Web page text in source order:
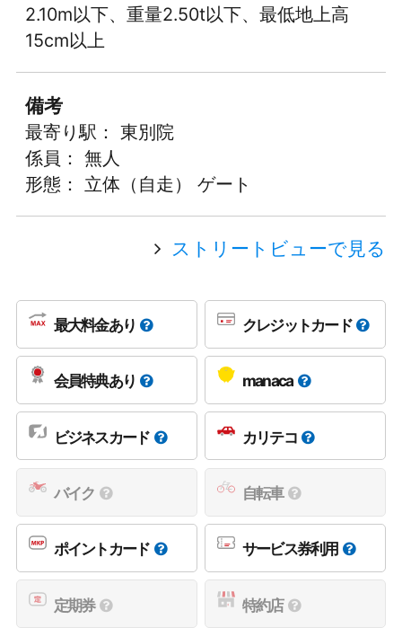
2.10m以下、重量2.50t以下、最低地上高
15cm以上
備考
最寄り駅： 東別院
係員： 無人
形態： 立体（自走） ゲート
ストリートビューで見る
最大料金あり クレジットカード
会員特典あり manaca
ビジネスカード カリテコ
バイク 自転車
ポイントカード サービス券利用
定期券 特約店